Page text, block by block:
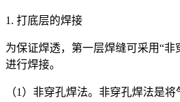
1. 打底层的焊接
为保证焊透，第一层焊缝可采用“非
进行焊接。
（1）非穿孔焊法。非穿孔焊法是